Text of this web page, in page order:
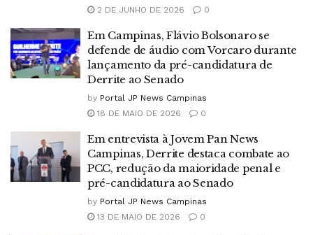
2 DE JUNHO DE 2026
0
Em Campinas, Flávio Bolsonaro se
defende de áudio com Vorcaro durante
lançamento da pré-candidatura de
Derrite ao Senado
by Portal JP News Campinas
18 DE MAIO DE 2026
0
Em entrevista à Jovem Pan News
Campinas, Derrite destaca combate ao
PCC, redução da maioridade penal e
pré-candidatura ao Senado
by Portal JP News Campinas
13 DE MAIO DE 2026
0